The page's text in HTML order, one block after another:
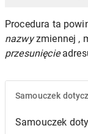
Procedura ta
nazwyzmiennej ,
przesunięcie
Samouczek
Samouczek